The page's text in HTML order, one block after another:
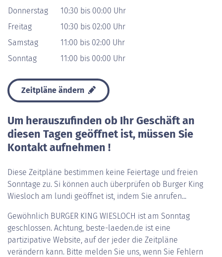
Donnerstag
10:30 bis 00:00 Uhr
Freitag
10:30 bis 02:00 Uhr
Samstag
11:00 bis 02:00 Uhr
Sonntag
11:00 bis 00:00 Uhr
Zeitpläne ändern
Um herauszufinden ob Ihr Geschäft an
diesen Tagen geöffnet ist, müssen Sie
Kontakt aufnehmen !
Diese Zeitpläne bestimmen keine Feiertage und freien
Sonntage zu. Si können auch überprüfen ob Burger King
Wiesloch am lundi geöffnet ist, indem Sie anrufen...
Gewöhnlich BURGER KING WIESLOCH ist am Sonntag
geschlossen. Achtung, beste-laeden.de ist eine
partizipative Website, auf der jeder die Zeitpläne
verändern kann. Bitte melden Sie uns, wenn Sie Fehlern